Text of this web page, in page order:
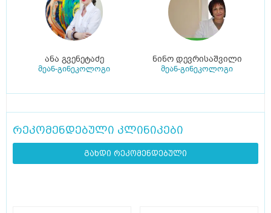
ანა გვენეტაძე
მეან-გინეკოლოგი
ნინო დევრისაშვილი
მეან-გინეკოლოგი
რეკომენდებული კლინიკები
გახდი რეკომენდებული